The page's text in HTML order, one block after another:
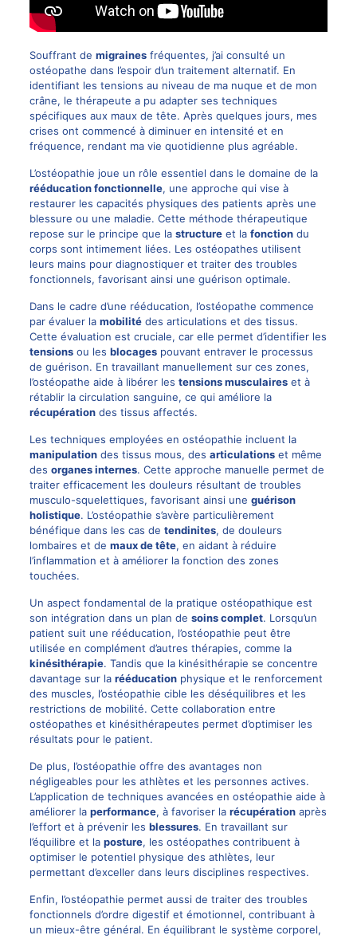
Souffrant de migrainesfréquentes, j’ai consulté un
ostéopathe dans l’espoir d’un traitement alternatif. En
identifiant les tensions au niveau de ma nuque et de mon
crâne, le thérapeute a pu adapter ses techniques
spécifiques aux maux de tête. Après quelques jours, mes
crises ont commencé à diminuer en intensité et en
fréquence, rendant ma vie quotidienne plus agréable.
L’ostéopathie joue un rôle essentiel dans le domaine de la
rééducation fonctionnelle, une approche qui vise à
restaurer les capacités physiques des patients après une
blessure ou une maladie. Cette méthode thérapeutique
repose sur le principe que la structureet la fonctiondu
corps sont intimement liées. Les ostéopathes utilisent
leurs mains pour diagnostiquer et traiter des troubles
fonctionnels, favorisant ainsi une guérison optimale.
Dans le cadre d’une rééducation, l’ostéopathe commence
par évaluer la mobilitédes articulations et des tissus.
Cette évaluation est cruciale, car elle permet d’identifier les
tensionsou les blocagespouvant entraver le processus
de guérison. En travaillant manuellement sur ces zones,
l’ostéopathe aide à libérer les tensions musculaireset à
rétablir la circulation sanguine, ce qui améliore la
récupérationdes tissus affectés.
Les techniques employées en ostéopathie incluent la
manipulationdes tissus mous, des articulationset même
des organes internes. Cette approche manuelle permet de
traiter efficacement les douleurs résultant de troubles
musculo-squelettiques, favorisant ainsi une guérison
holistique. L’ostéopathie s’avère particulièrement
bénéfique dans les cas de tendinites, de douleurs
lombaires et de maux de tête, en aidant à réduire
l’inflammation et à améliorer la fonction des zones
touchées.
Un aspect fondamental de la pratique ostéopathique est
son intégration dans un plan de soins complet. Lorsqu’un
patient suit une rééducation, l’ostéopathie peut être
utilisée en complément d’autres thérapies, comme la
kinésithérapie. Tandis que la kinésithérapie se concentre
davantage sur la rééducationphysique et le renforcement
des muscles, l’ostéopathie cible les déséquilibres et les
restrictions de mobilité. Cette collaboration entre
ostéopathes et kinésithérapeutes permet d’optimiser les
résultats pour le patient.
De plus, l’ostéopathie offre des avantages non
négligeables pour les athlètes et les personnes actives.
L’application de techniques avancées en ostéopathie aide à
améliorer la performance, à favoriser la récupérationaprès
l’effort et à prévenir les blessures. En travaillant sur
l’équilibre et la posture, les ostéopathes contribuent à
optimiser le potentiel physique des athlètes, leur
permettant d’exceller dans leurs disciplines respectives.
Enfin, l’ostéopathie permet aussi de traiter des troubles
fonctionnels d’ordre digestif et émotionnel, contribuant à
un mieux-être général. En équilibrant le système corporel,